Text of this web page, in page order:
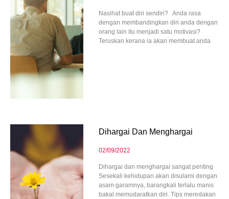
Nasihat buat diri sendiri? Anda rasa
dengan membandingkan diri anda dengan
orang lain itu menjadi satu motivasi?
Teruskan kerana ia akan membuat anda
Dihargai Dan Menghargai
02/09/2022
Dihargai dan menghargai sangat penting
Sesekali kehidupan akan disulami dengan
asam garamnya, barangkali terlalu manis
bakal memudaratkan diri. Tips meredakan